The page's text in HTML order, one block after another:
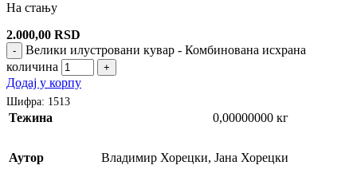
На стању
2.000,00 RSD
-
Велики илустровани кувар - Комбинована исхрана
количина
+
Додај у корпу
Шифра: 1513
Тежина 0,00000000 кг
Аутор Владимир Хорецки, Јана Хорецки